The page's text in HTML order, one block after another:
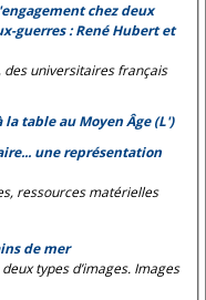
chez deux
guerres : René Hubert et
universitaires français
table au Moyen Âge (L')
une représentation
ressources matérielles
de mer
types d’images. Images